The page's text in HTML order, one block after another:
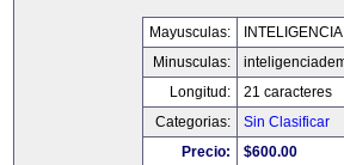
Mayusculas:
Minusculas:
Longitud:
21 caracteres
Categorias:
Sin Clasificar
Precio:
$600.00